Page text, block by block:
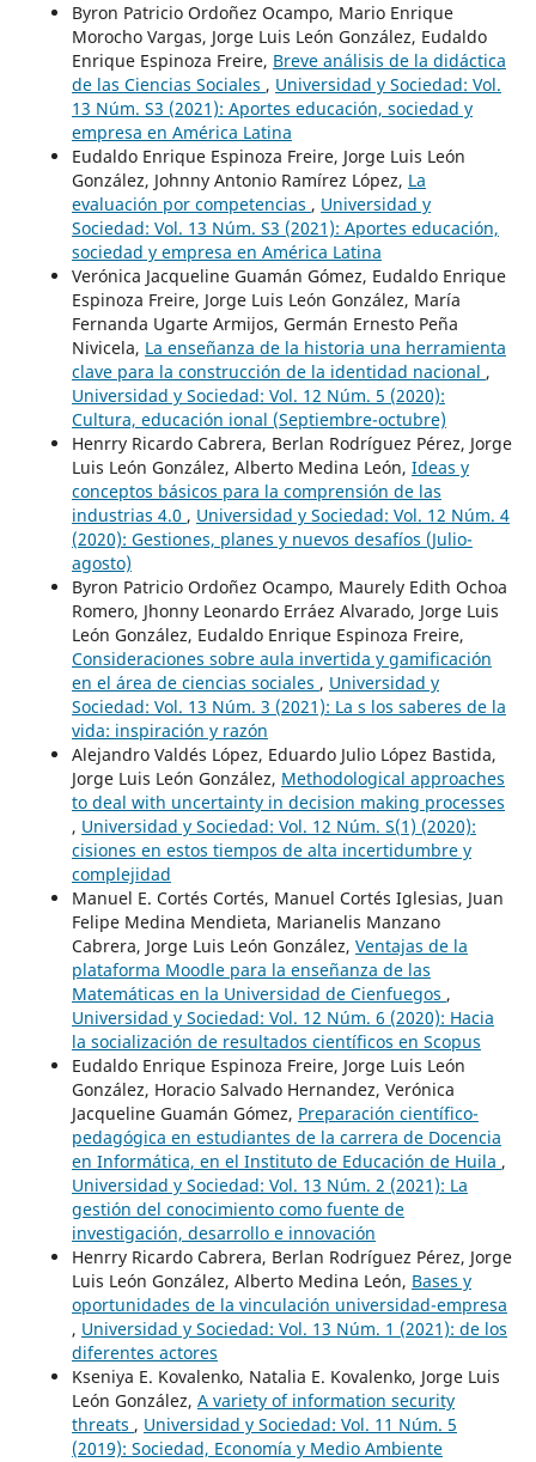
Byron Patricio Ordoñez Ocampo, Mario Enrique
Morocho Vargas, Jorge Luis León González, Eudaldo
Enrique Espinoza Freire, Breve análisis de la didáctica
de las Ciencias Sociales , Universidad y Sociedad: Vol.
13 Núm. S3 (2021): Aportes educación, sociedad y
empresa en América Latina
Eudaldo Enrique Espinoza Freire, Jorge Luis León
González, Johnny Antonio Ramírez López, La
evaluación por competencias , Universidad y
Sociedad: Vol. 13 Núm. S3 (2021): Aportes educación,
sociedad y empresa en América Latina
Verónica Jacqueline Guamán Gómez, Eudaldo Enrique
Espinoza Freire, Jorge Luis León González, María
Fernanda Ugarte Armijos, Germán Ernesto Peña
Nivicela, La enseñanza de la historia una herramienta
clave para la construcción de la identidad nacional ,
Universidad y Sociedad: Vol. 12 Núm. 5 (2020):
Cultura, educación ional (Septiembre-octubre)
Henrry Ricardo Cabrera, Berlan Rodríguez Pérez, Jorge
Luis León González, Alberto Medina León, Ideas y
conceptos básicos para la comprensión de las
industrias 4.0 , Universidad y Sociedad: Vol. 12 Núm. 4
(2020): Gestiones, planes y nuevos desafíos (Julio-
agosto)
Byron Patricio Ordoñez Ocampo, Maurely Edith Ochoa
Romero, Jhonny Leonardo Erráez Alvarado, Jorge Luis
León González, Eudaldo Enrique Espinoza Freire,
Consideraciones sobre aula invertida y gamificación
en el área de ciencias sociales , Universidad y
Sociedad: Vol. 13 Núm. 3 (2021): La s los saberes de la
vida: inspiración y razón
Alejandro Valdés López, Eduardo Julio López Bastida,
Jorge Luis León González, Methodological approaches
to deal with uncertainty in decision making processes
, Universidad y Sociedad: Vol. 12 Núm. S(1) (2020):
cisiones en estos tiempos de alta incertidumbre y
complejidad
Manuel E. Cortés Cortés, Manuel Cortés Iglesias, Juan
Felipe Medina Mendieta, Marianelis Manzano
Cabrera, Jorge Luis León González, Ventajas de la
plataforma Moodle para la enseñanza de las
Matemáticas en la Universidad de Cienfuegos ,
Universidad y Sociedad: Vol. 12 Núm. 6 (2020): Hacia
la socialización de resultados científicos en Scopus
Eudaldo Enrique Espinoza Freire, Jorge Luis León
González, Horacio Salvado Hernandez, Verónica
Jacqueline Guamán Gómez, Preparación científico-
pedagógica en estudiantes de la carrera de Docencia
en Informática, en el Instituto de Educación de Huila ,
Universidad y Sociedad: Vol. 13 Núm. 2 (2021): La
gestión del conocimiento como fuente de
investigación, desarrollo e innovación
Henrry Ricardo Cabrera, Berlan Rodríguez Pérez, Jorge
Luis León González, Alberto Medina León, Bases y
oportunidades de la vinculación universidad-empresa
, Universidad y Sociedad: Vol. 13 Núm. 1 (2021): de los
diferentes actores
Kseniya E. Kovalenko, Natalia E. Kovalenko, Jorge Luis
León González, A variety of information security
threats , Universidad y Sociedad: Vol. 11 Núm. 5
(2019): Sociedad, Economía y Medio Ambiente